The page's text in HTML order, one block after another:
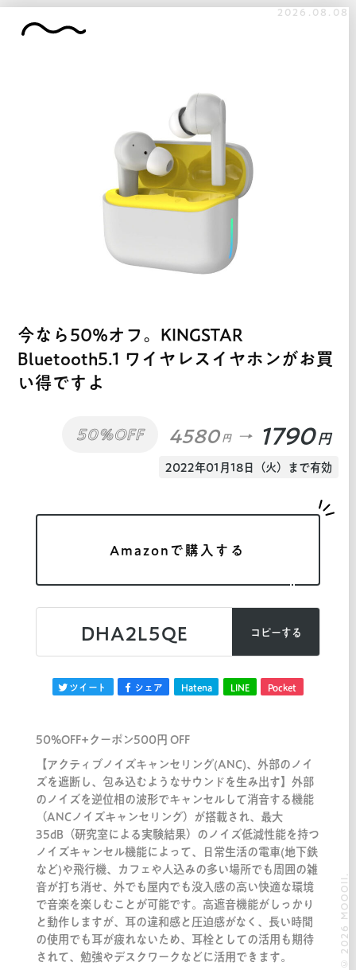
2026.08.08
今なら50%オフ。KINGSTAR
Bluetooth5.1 ワイヤレスイヤホンがお買
い得ですよ
50%OFF 4580 円 1790 円
2022年01月18日（火）まで有効
Amazonで購入する
DHA2L5QE コピーする
ツイート シェア Hatena LINE Pocket
50%OFF+クーポン500円 OFF
【アクティブノイズキャンセリング(ANC)、外部のノイ
ズを遮断し、包み込むようなサウンドを生み出す】外部
のノイズを逆位相の波形でキャンセルして消音する機能
（ANCノイズキャンセリング）が搭載され、最大
35dB（研究室による実験結果）のノイズ低減性能を持つ
ノイズキャンセル機能によって、日常生活の電車(地下鉄
など)や飛行機、カフェや人込みの多い場所でも周囲の雑
音が打ち消せ、外でも屋内でも没入感の高い快適な環境
で音楽を楽しむことが可能です。高遮音機能がしっかり
と動作しますが、耳の違和感と圧迫感がなく、長い時間
の使用でも耳が疲れないため、耳栓としての活用も期待
されて、勉強やデスクワークなどに活用できます。
© 2026 MOOOII.